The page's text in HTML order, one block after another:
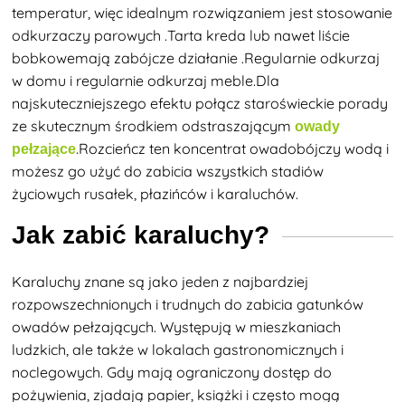
temperatur, więc idealnym rozwiązaniem jest stosowanie
odkurzaczy parowych .Tarta kreda lub nawet liście
bobkowemają zabójcze działanie .Regularnie odkurzaj
w domu i regularnie odkurzaj meble.Dla
najskuteczniejszego efektu połącz staroświeckie porady
ze skutecznym środkiem odstraszającymowady
pełzające.Rozcieńcz ten koncentrat owadobójczy wodą i
możesz go użyć do zabicia wszystkich stadiów
życiowych rusałek, płazińców i karaluchów.
Jak zabić karaluchy?
Karaluchy znane są jako jeden z najbardziej
rozpowszechnionych i trudnych do zabicia gatunków
owadów pełzających. Występują w mieszkaniach
ludzkich, ale także w lokalach gastronomicznych i
noclegowych. Gdy mają ograniczony dostęp do
pożywienia, zjadają papier, książki i często mogą